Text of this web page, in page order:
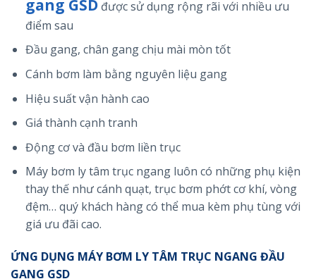
gang GSDđược sử dụng rộng rãi với nhiều ưu
điểm sau
Đầu gang, chân gang chịu mài mòn tốt
Cánh bơm làm bằng nguyên liệu gang
Hiệu suất vận hành cao
Giá thành cạnh tranh
Động cơ và đầu bơm liền trục
Máy bơm ly tâm trục ngang luôn có những phụ kiện
thay thế như cánh quạt, trục bơm phớt cơ khí, vòng
đệm… quý khách hàng có thể mua kèm phụ tùng với
giá ưu đãi cao.
ỨNG DỤNG MÁY BƠM LY TÂM TRỤC NGANG ĐẦU
GANG GSD